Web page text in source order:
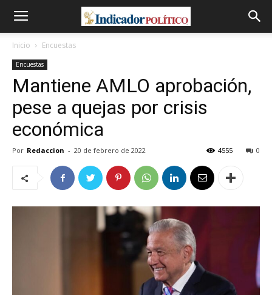
Inicio Encuestas
Encuestas
Mantiene AMLO aprobación,
pese a quejas por crisis
económica
Por Redaccion - 20 de febrero de 2022 0
4555